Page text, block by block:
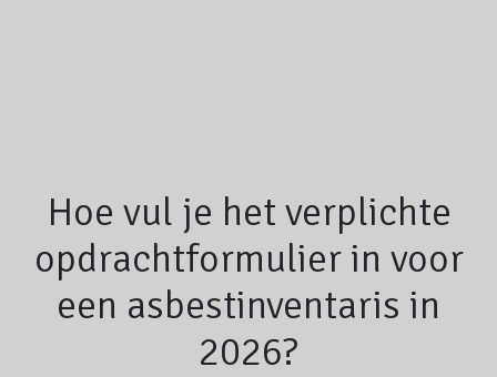
Hoe vul je het verplichte
opdrachtformulier in voor
een asbestinventaris in
2026?